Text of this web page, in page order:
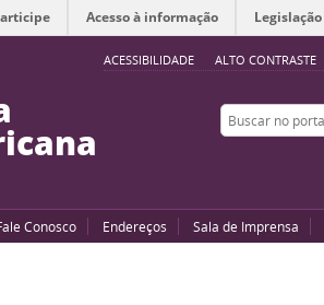
ACESSIBILIDADE ALTO CONTRASTE
Acesso à informação Legislação
Buscar no portal
Conosco Endereços Sala de Imprensa